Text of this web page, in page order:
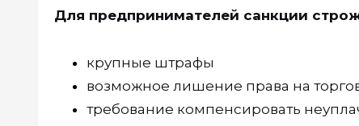
Для предпринимателей санкции
крупные штрафы
возможное лишение права на
требование компенсировать